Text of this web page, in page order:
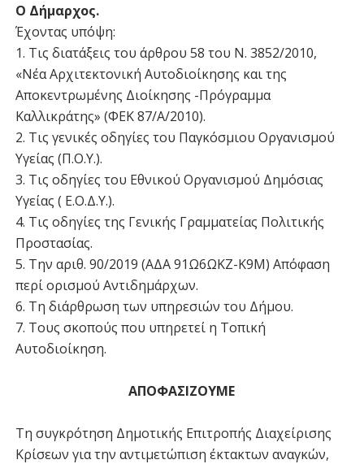
Ο Δήμαρχος.
Έχοντας υπόψη:
1. Τις διατάξεις του άρθρου 58 του Ν. 3852/2010,
«Νέα Αρχιτεκτονική Αυτοδιοίκησης και της
Αποκεντρωμένης Διοίκησης -Πρόγραμμα
Καλλικράτης» (ΦΕΚ 87/Α/2010).
2. Τις γενικές οδηγίες του Παγκόσμιου Οργανισμού
Υγείας (Π.Ο.Υ.).
3. Τις οδηγίες του Εθνικού Οργανισμού Δημόσιας
Υγείας ( Ε.Ο.Δ.Υ.).
4. Τις οδηγίες της Γενικής Γραμματείας Πολιτικής
Προστασίας.
5. Την αριθ. 90/2019 (ΑΔΑ 91Ω6ΩΚΖ-Κ9Μ) Απόφαση
περί ορισμού Αντιδημάρχων.
6. Τη διάρθρωση των υπηρεσιών του Δήμου.
7. Τους σκοπούς που υπηρετεί η Τοπική
Αυτοδιοίκηση.
ΑΠΟΦΑΣΙΖΟΥΜΕ
Τη συγκρότηση Δημοτικής Επιτροπής Διαχείρισης
Κρίσεων για την αντιμετώπιση έκτακτων αναγκών,